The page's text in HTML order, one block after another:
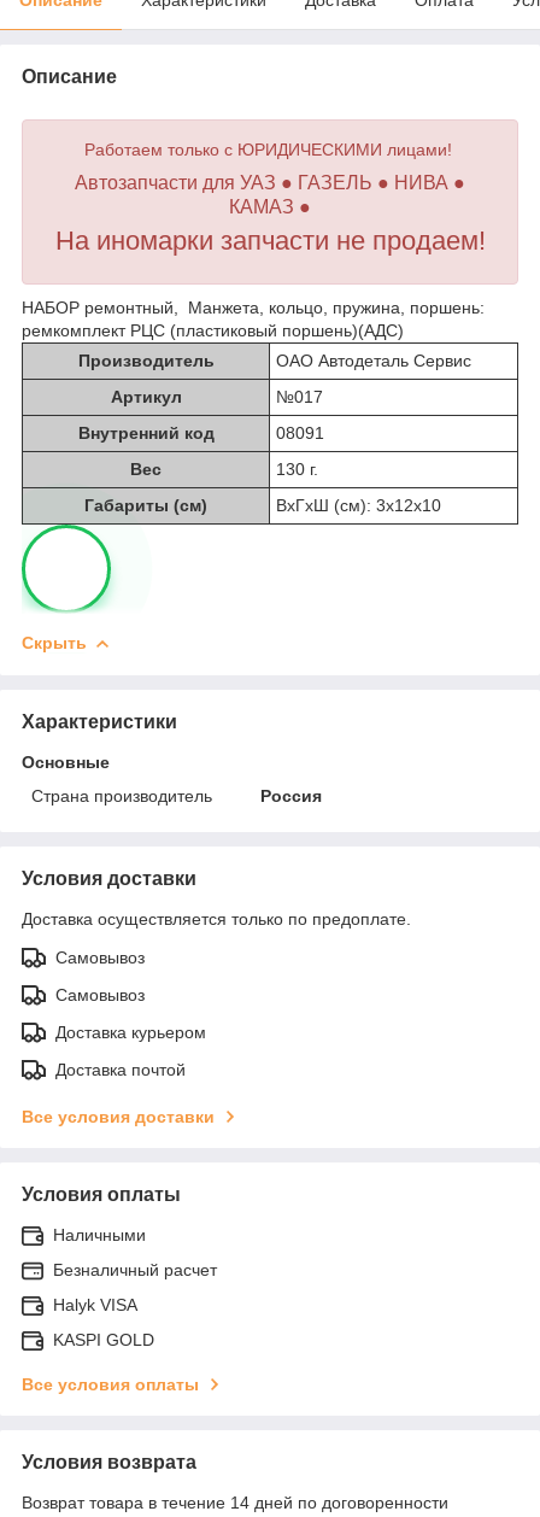
Описание
Работаем только с ЮРИДИЧЕСКИМИ лицами!
Автозапчасти для УАЗ ● ГАЗЕЛЬ ● НИВА ●
КАМАЗ ●
На иномарки запчасти не продаем!
НАБОР ремонтный, Манжета, кольцо, пружина, поршень:
ремкомплект РЦС (пластиковый поршень)(АДС)
Производитель
ОАО Автодеталь Сервис
Артикул
№017
Внутренний код
08091
Вес
130 г.
Габариты (см)
ВхГхШ (см): 3х12х10
Скрыть
Характеристики
Основные
Страна производитель
Россия
Условия доставки
Доставка осуществляется только по предоплате.
Самовывоз
Самовывоз
Доставка курьером
Доставка почтой
Все условия доставки
Условия оплаты
Наличными
Безналичный расчет
Halyk VISA
KASPI GOLD
Все условия оплаты
Условия возврата
Возврат товара в течение 14 дней по договоренности